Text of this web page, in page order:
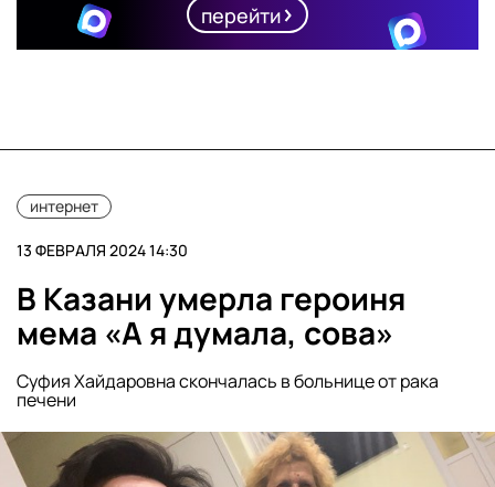
перейти
интернет
13 ФЕВРАЛЯ 2024 14:30
В Казани умерла героиня
мема «А я думала, сова»
Суфия Хайдаровна скончалась в больнице от рака
печени